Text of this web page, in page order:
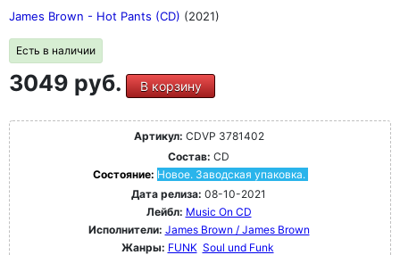
James Brown - Hot Pants (CD) (2021)
Есть в наличии
3049 руб. В корзину
Артикул: CDVP 3781402
Состав: CD
Состояние: Новое. Заводская упаковка.
Дата релиза: 08-10-2021
Лейбл: Music On CD
Исполнители: James Brown / James Brown
Жанры: FUNK Soul und Funk